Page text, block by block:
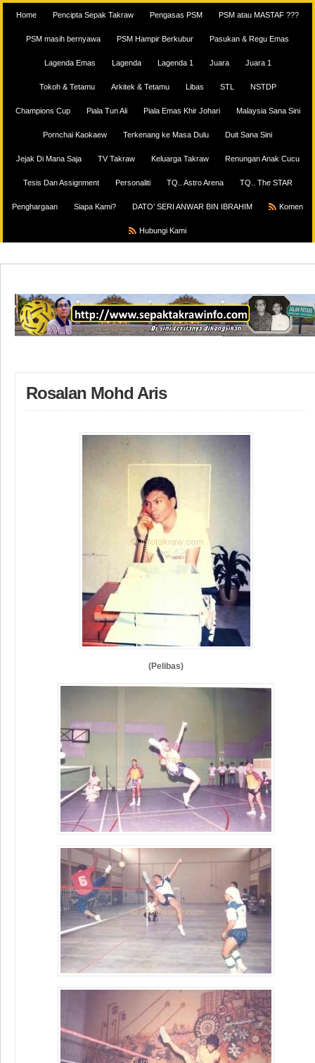
Home Pencipta Sepak Takraw Pengasas PSM PSM atau MASTAF ???
PSM masih bernyawa PSM Hampir Berkubur Pasukan & Regu Emas
Lagenda Emas Lagenda Lagenda 1 Juara Juara 1
Tokoh & Tetamu Arkitek & Tetamu Libas STL NSTDP
Champions Cup Piala Tun Ali Piala Emas Khir Johari Malaysia Sana Sini
Pornchai Kaokaew Terkenang ke Masa Dulu Duit Sana Sini
Jejak Di Mana Saja TV Takraw Keluarga Takraw Renungan Anak Cucu
Tesis Dan Assignment Personaliti TQ.. Astro Arena TQ.. The STAR
Penghargaan Siapa Kami? DATO’ SERI ANWAR BIN IBRAHIM Komen
Hubungi Kami
Rosalan Mohd Aris
(Pelibas)